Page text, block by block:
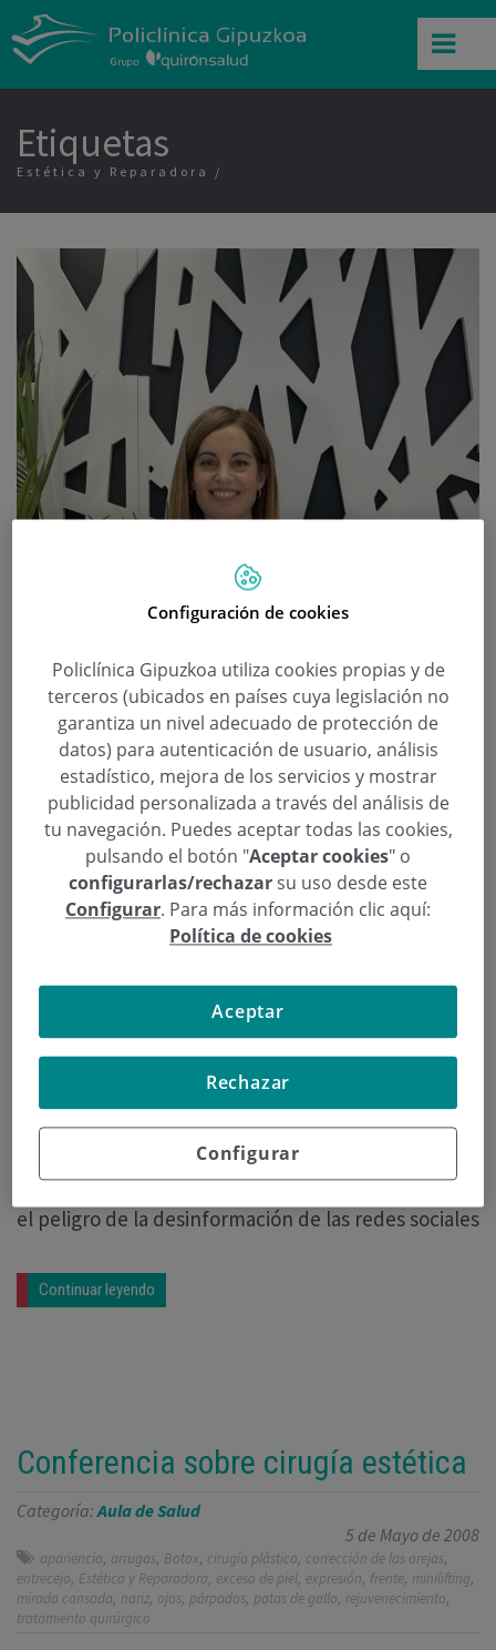
Etiquetas
Estética y Reparadora
¿Las redes sociales idealizan el
efecto de la cirugía estética?
Categoría:Cirugía Plástica, Estética y
cirugía estética y reparadora,Donostia / San Sebastián,Estética y
Policlínica Gipuzkoa
La cirujana estética de Policlínica Gipuzkoa, Dra.
Pilar Albero, asegura que es indispensable acudir a
la consulta de un especialista para informarse ante
el peligro de la desinformación de las redes sociales
Continuar leyendo
Conferencia sobre cirugía estética
Categoría:Aula de Salud
5 de Mayo de 2008
apariencia, arrugas, Botox, cirugía plástica, corrección de las orejas,
entrecejo, Estética y Reparadora, exceso de piel, expresión, frente, minilifting,
mirada cansada, nariz, ojos, párpados, patas de gallo, rejuvenecimiento,
tratamiento quirúrgico
Configuración de cookies
Policlínica Gipuzkoa utiliza cookies propias y de
terceros (ubicados en países cuya legislación no
garantiza un nivel adecuado de protección de
datos) para autenticación de usuario, análisis
estadístico, mejora de los servicios y mostrar
publicidad personalizada a través del análisis de
tu navegación. Puedes aceptar todas las cookies,
pulsando el botón "Aceptar cookies" o
configurarlas/rechazarsu uso desde este
Configurar. Para más información clic aquí:
Política de cookies
Configurar
Rechazar
Aceptar